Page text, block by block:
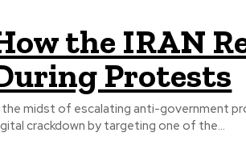
the IRAN
Protests
the midst of escalating anti-government
crackdown by targeting one of the...